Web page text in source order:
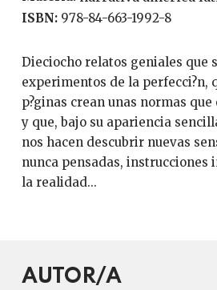
ISBN: 978-84-663-1992-8
Dieciocho relatos geniales que son en s? mismos
experimentos de la perfecci?n,
p?ginas crean unas normas
y que, bajo su apariencia
nos hacen descubrir nuevas
nunca pensadas, instrucciones
la realidad...
AUTOR/A